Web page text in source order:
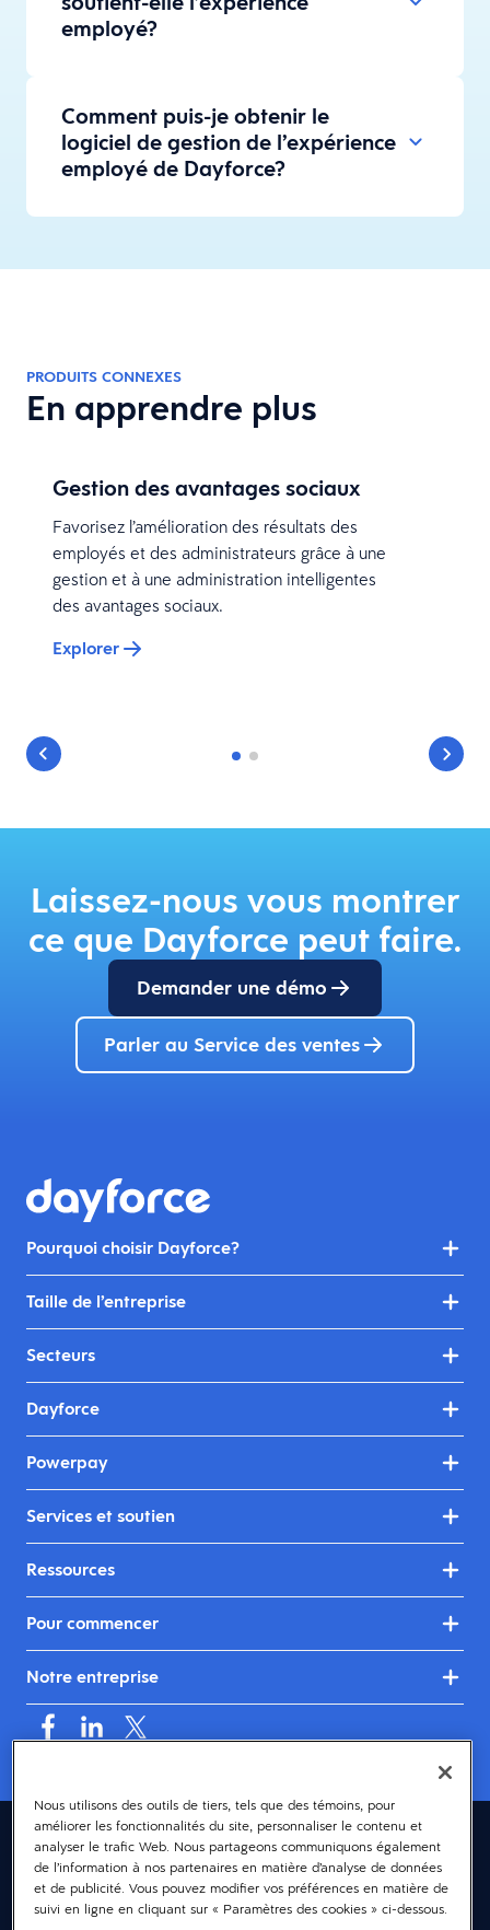
employé?
Comment puis-je obtenir le
logiciel de gestion de l’expérience
employé de Dayforce?
PRODUITS CONNEXES
En apprendre plus
Gestion des avantages sociaux
Favorisez l’amélioration des résultats des
employés et des administrateurs grâce à une
gestion et à une administration intelligentes
des avantages sociaux.
Explorer
Laissez-nous vous montrer
ce que Dayforce peut faire.
Demander une démo
Parler au Service des ventes
Pourquoi choisir Dayforce?
Taille de l’entreprise
Secteurs
Dayforce
Powerpay
Services et soutien
Ressources
Pour commencer
Notre entreprise
Canada (français)
© 2026 Dayforce
Confidentialité
Modalités et conditions
Nous utilisons des outils de tiers, tels que des témoins, pour
améliorer les fonctionnalités du site, personnaliser le contenu et
analyser le trafic Web. Nous partageons communiquons également
de l’information à nos partenaires en matière d’analyse de données
et de publicité. Vous pouvez modifier vos préférences en matière de
suivi en ligne en cliquant sur « Paramètres des cookies » ci-dessous.